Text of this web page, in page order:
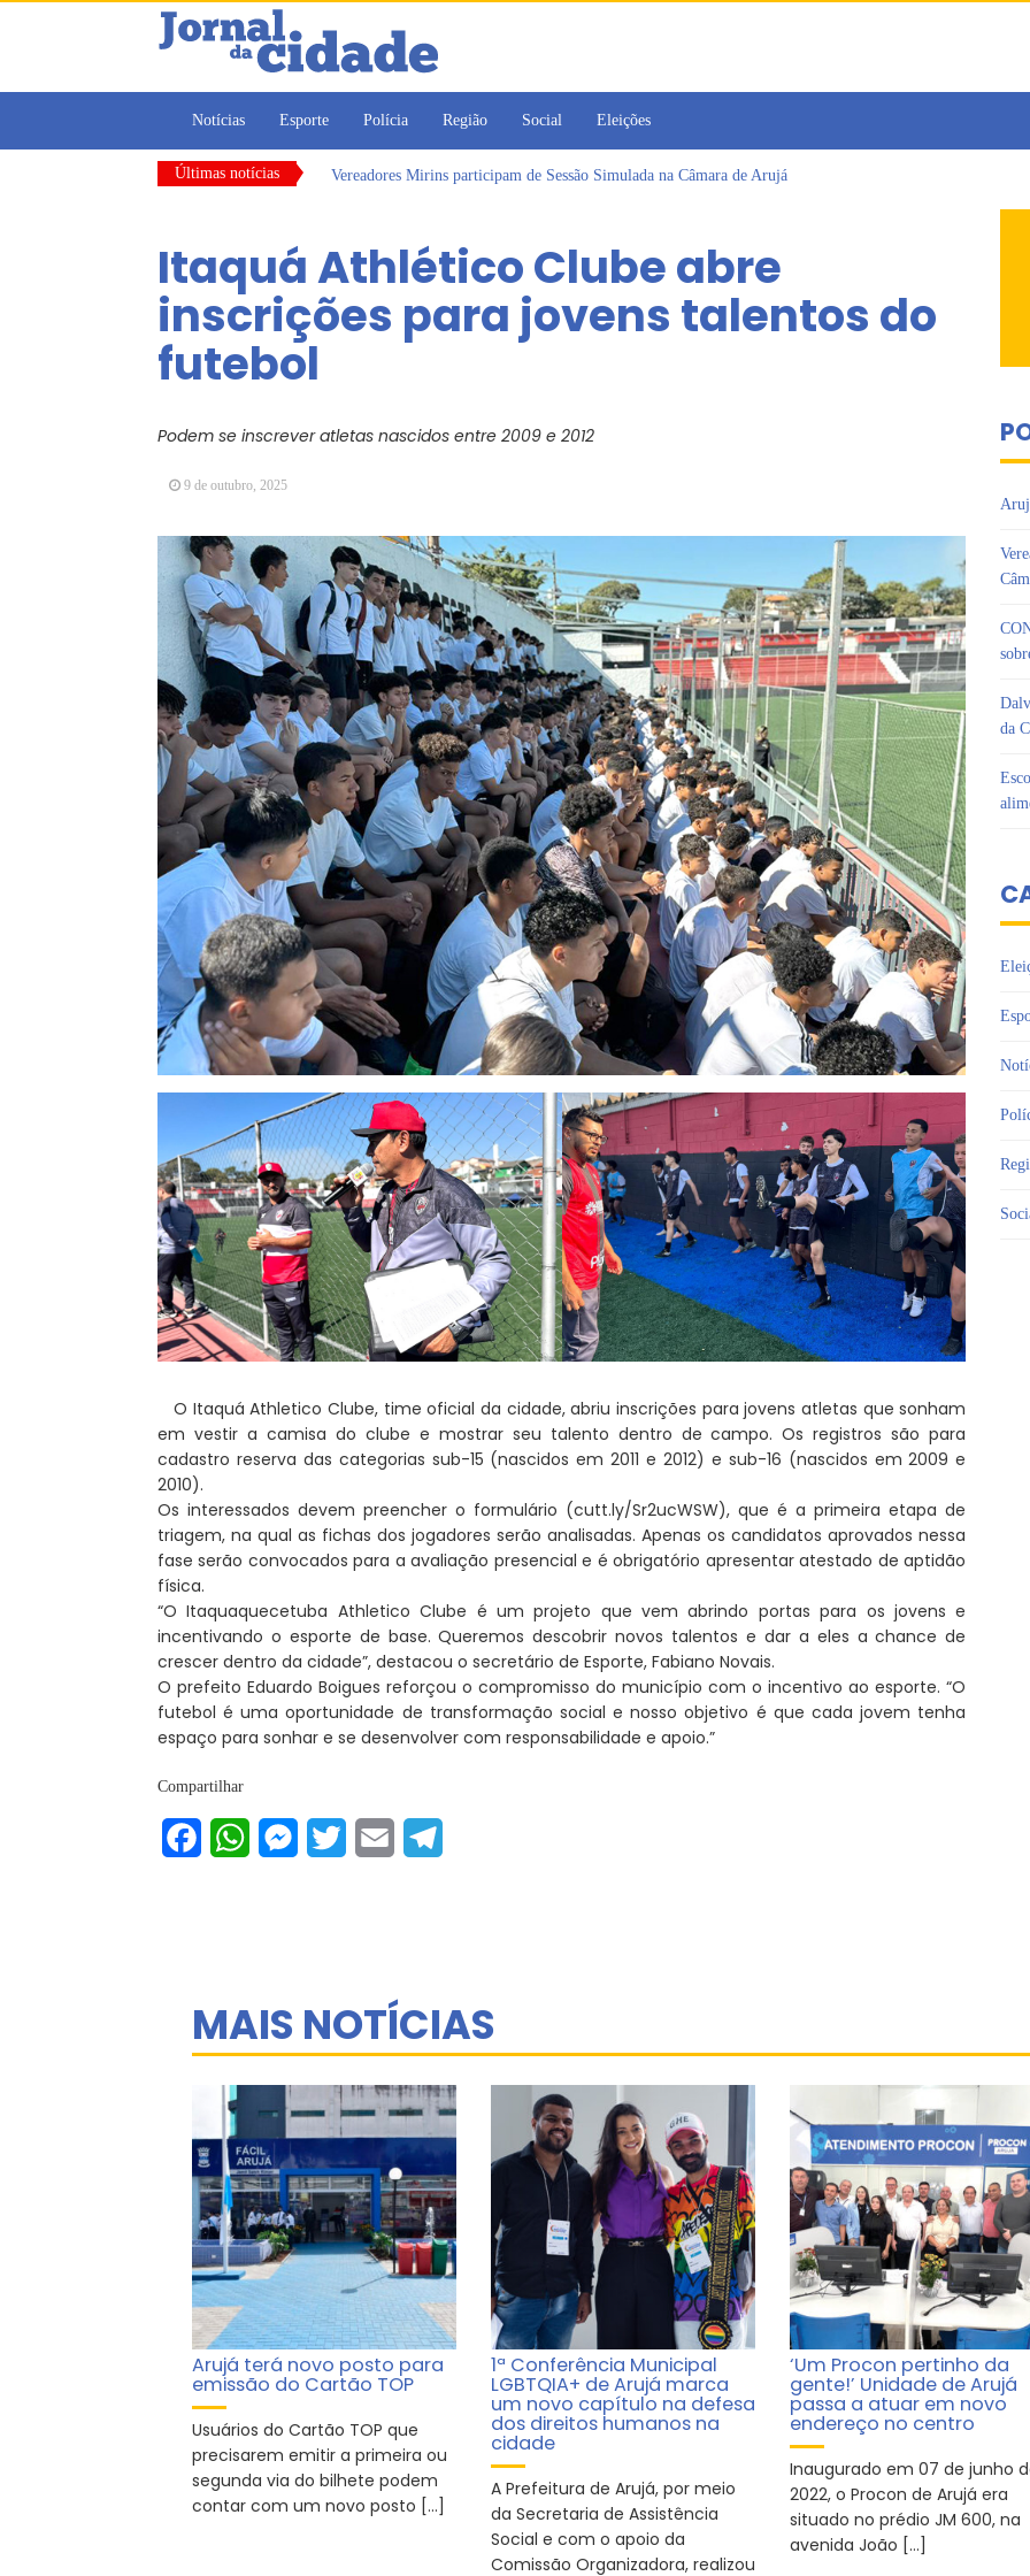
Notícias Esporte Polícia Região Social Eleições
Últimas notícias
Vereadores Mirins participam de Sessão Simulada na Câmara de Arujá
Escola do Legislativo de Arujá entrega 1 tonelada de alimentos ao Fundo Social do município
Arujá promove 2º encontro da Jornada de Conhecimento em Bem-Estar Animal no Parque dos Ipês
Arujá terá novo posto para emissão do Cartão TOP
Itaquá Athlético Clube abre
inscrições para jovens talentos do
futebol
Podem se inscrever atletas nascidos entre 2009 e 2012
9 de outubro, 2025
O Itaquá Athletico Clube, time oficial da cidade, abriu inscrições para jovens atletas que sonham
em vestir a camisa do clube e mostrar seu talento dentro de campo. Os registros são para
cadastro reserva das categorias sub-15 (nascidos em 2011 e 2012) e sub-16 (nascidos em 2009 e
2010).
Os interessados devem preencher o formulário (cutt.ly/Sr2ucWSW), que é a primeira etapa de
triagem, na qual as fichas dos jogadores serão analisadas. Apenas os candidatos aprovados nessa
fase serão convocados para a avaliação presencial e é obrigatório apresentar atestado de aptidão
física.
“O Itaquaquecetuba Athletico Clube é um projeto que vem abrindo portas para os jovens e
incentivando o esporte de base. Queremos descobrir novos talentos e dar a eles a chance de
crescer dentro da cidade”, destacou o secretário de Esporte, Fabiano Novais.
O prefeito Eduardo Boigues reforçou o compromisso do município com o incentivo ao esporte. “O
futebol é uma oportunidade de transformação social e nosso objetivo é que cada jovem tenha
espaço para sonhar e se desenvolver com responsabilidade e apoio.”
Compartilhar
FacebookWhatsAppMessenger
Twitter Email
da
MAIS NOTÍCIAS
Arujá terá novo posto para
emissão do Cartão TOP
Usuários do Cartão TOP que
precisarem emitir a primeira ou
segunda via do bilhete podem
contar com um novo posto […]
1ª Conferência Municipal
LGBTQIA+ de Arujá marca
um novo capítulo na defesa
dos direitos humanos na
cidade
A Prefeitura de Arujá, por meio
da Secretaria de Assistência
Social e com o apoio da
Comissão Organizadora, realizou
‘Um Procon pertinho da
gente!’ Unidade de Arujá
passa a atuar em novo
endereço no centro
Inaugurado em 07 de junho
2022, o Procon de Arujá era
situado no prédio JM 600, na
avenida João […]